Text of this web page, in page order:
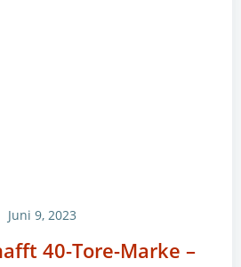
Juni 9, 2023
40-Tore-Marke –